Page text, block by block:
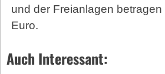
und der Freianlagen
Euro.
Auch Interessant: